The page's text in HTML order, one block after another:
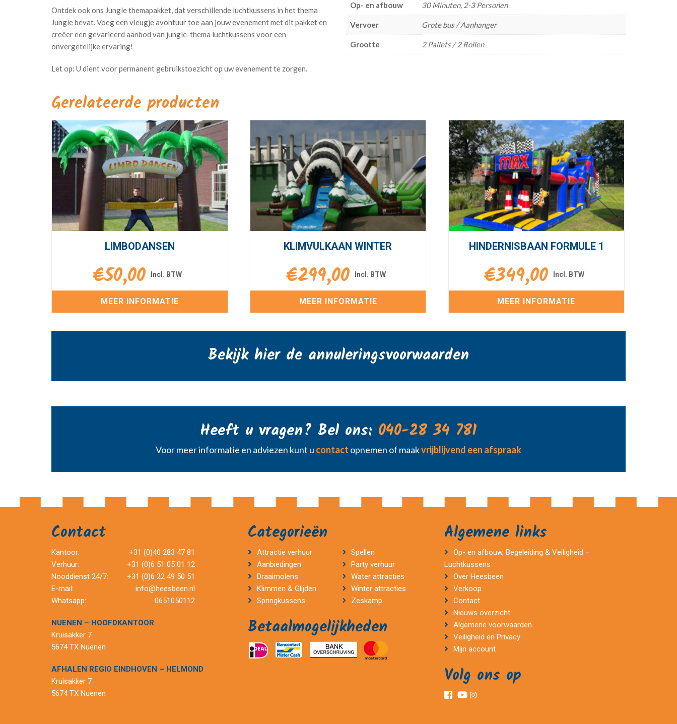
Ontdek ook ons Jungle themapakket, dat verschillende luchtkussens in het thema
Jungle bevat. Voeg een vleugje avontuur toe aan jouw evenement met dit pakket en
creëer een gevarieerd aanbod van jungle-thema luchtkussens voor een
onvergetelijke ervaring!
Op- en afbouw 30 Minuten, 2-3 Personen
Vervoer Grote bus / Aanhanger
Grootte 2 Pallets / 2 Rollen
Gerelateerde producten
LIMBODANSEN
€50,00
MEER INFORMATIE
KLIMVULKAAN WINTER
€299,00
MEER INFORMATIE
HINDERNISBAAN FORMULE 1
€349,00
MEER INFORMATIE
Bekijk hier de annuleringsvoorwaarden
Heeft u vragen? Bel ons: 040-28 34 781
Voor meer informatie en adviezen kunt u contact opnemen of maakvrijblijvend een afspraak
Contact
Kantoor:
+31 (0)40 283 47 81
Verhuur:
+31 (0)6 51 05 01 12
Nooddienst 24/7:
+31 (0)6 22 49 50 51
E-mail:
info@heesbeen.nl
Whatsapp:
0651050112
NUENEN – HOOFDKANTOOR
Kruisakker 7
5674 TX Nuenen
AFHALEN REGIO EINDHOVEN – HELMOND
Kruisakker 7
5674 TX Nuenen
Categorieën
Attractie verhuur
Aanbiedingen
Draaimolens
Klimmen & Glijden
Springkussens
Spellen
Party verhuur
Water attracties
Winter attracties
Zeskamp
Betaalmogelijkheden
Algemene links
Op- en afbouw, Begeleiding & Veiligheid –
Luchtkussens
Over Heesbeen
Verkoop
Contact
Nieuws overzicht
Algemene voorwaarden
Veiligheid en Privacy
Mijn account
Volg ons op